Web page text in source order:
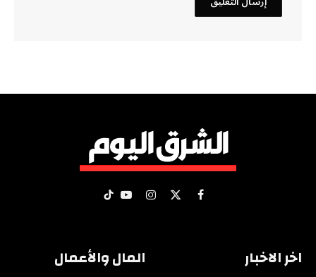
فيسبوك
X الانستغراميوتيوبتيكتوك
اخر الاخبار المال والأعمال